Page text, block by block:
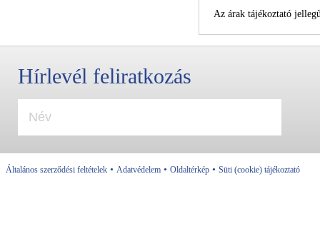
Az árak tájékoztató
Hírlevél feliratkozás
Általános szerződési feltételek • Adatvédelem • Oldaltérkép • Süti (cookie) tájékoztató